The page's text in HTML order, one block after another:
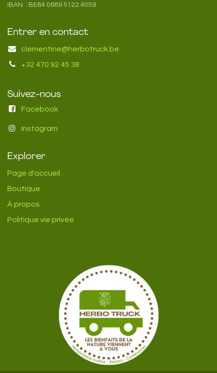
IBAN : BE84 0689 5122 4059
Entrer en contact
clementine@herbotruck.be
+32 470 92 45 38
Suivez-nous
Facebook
Instagram
Explorer
Page d'accueil
Boutique
À propos
Politique vie privée